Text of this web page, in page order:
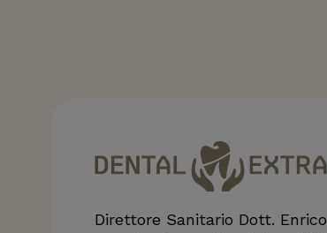
Direttore Sanitario Dott. Enrico